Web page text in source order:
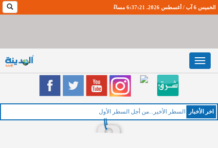
الخميس 6 آب / أغسطس 2026. 6:37:22 مساءً
Toggle
navigation
اخر اﻷخبار